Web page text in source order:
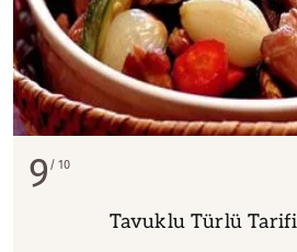
9 10
Tavuklu Türlü